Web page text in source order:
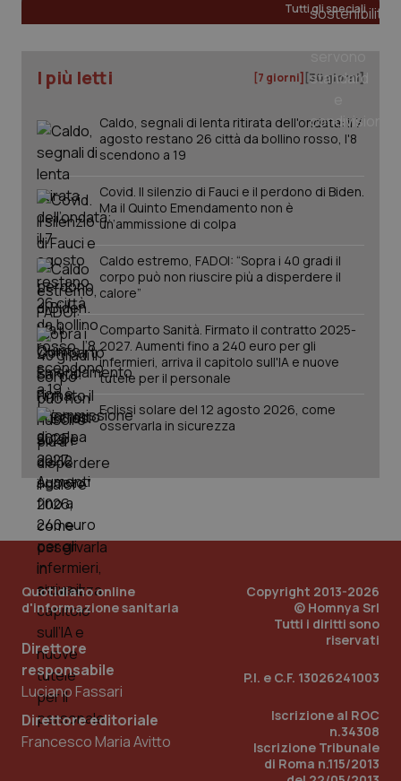
Tutti gli speciali
I più letti [7 giorni] [30 giorni]
Caldo, segnali di lenta ritirata dell'ondata: il 7
agosto restano 26 città da bollino rosso, l'8
scendono a 19
Covid. Il silenzio di Fauci e il perdono di Biden.
Ma il Quinto Emendamento non è
un’ammissione di colpa
Caldo estremo, FADOI: “Sopra i 40 gradi il
corpo può non riuscire più a disperdere il
calore”
Comparto Sanità. Firmato il contratto 2025-
2027. Aumenti fino a 240 euro per gli
infermieri, arriva il capitolo sull'IA e nuove
tutele per il personale
Eclissi solare del 12 agosto 2026, come
osservarla in sicurezza
Quotidiano online
d'informazione sanitaria
Direttore
responsabile
Luciano Fassari
Direttore editoriale
Francesco Maria Avitto
Copyright 2013-2026
© Homnya Srl
Tutti i diritti sono
riservati
P.I. e C.F. 13026241003
Iscrizione al ROC
n.34308
Iscrizione Tribunale
di Roma n.115/2013